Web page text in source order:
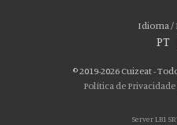
Idioma /
PT
© 2019-2026 Cuizeat -
Política de Privacidade
Server LB1